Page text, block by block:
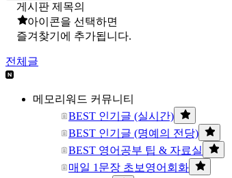
게시판 제목의
아이콘을 선택하면
즐겨찾기에 추가됩니다.
전체글
메모리워드 커뮤니티
BEST 인기글 (실시간)
BEST 인기글 (명예의 전당)
BEST 영어공부 팁 & 자료실
매일 1문장 초보영어회화